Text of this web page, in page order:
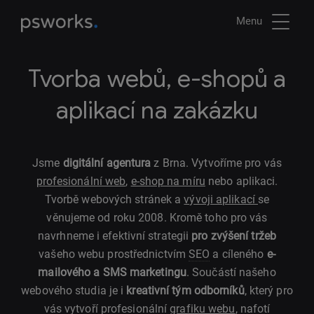
Menu
Tvorba webů, e-shopů a
aplikací na zakázku
Jsme digitální agentura z Brna. Vytvoříme pro vás
profesionální web, e-shop na míru nebo aplikaci.
Tvorbě webových stránek avývoji aplikací se
věnujeme od roku 2008. Kromě toho pro vás
navrhneme i efektivní strategii pro zvýšení tržeb
vašeho webu prostřednictvím SEO a cíleného e-
mailového a SMS marketingu. Součástí našeho
webového studia je i kreativní tým odborníků, který pro
vás vytvoří profesionálnígrafiku webu, nafotí